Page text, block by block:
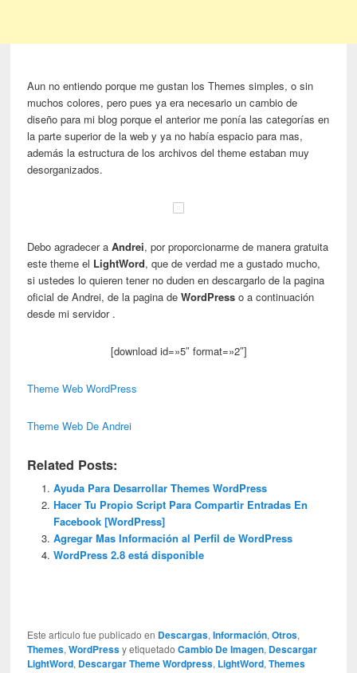
Aun no entiendo porque me gustan los Themes simples, o sin
muchos colores, pero pues ya era necesario un cambio de
diseño para mi blog porque el anterior me ponía las categorías en
la parte superior de la web y ya no había espacio para mas,
además la estructura de los archivos del theme estaban muy
desorganizados.
Debo agradecer aAndrei, por proporcionarme de manera gratuita
este theme el LightWord, que de verdad me a gustado mucho,
si ustedes lo quieren tener no duden en descargarlo de la pagina
oficial de Andrei, de la pagina deWordPress o a continuación
desde mi servidor .
[download id=»5″ format=»2″]
Theme Web WordPress
Theme Web De Andrei
Related Posts:
Ayuda Para Desarrollar Themes WordPress
Hacer Tu Propio Script Para Compartir Entradas En
Facebook [WordPress]
Agregar Mas Información al Perfil de WordPress
WordPress 2.8 está disponible
Este articulo fue publicado en Descargas,Información,Otros,
Themes,WordPressy etiquetadoCambio De Imagen, Descargar
LightWord, Descargar Theme Wordpress, LightWord,Themes